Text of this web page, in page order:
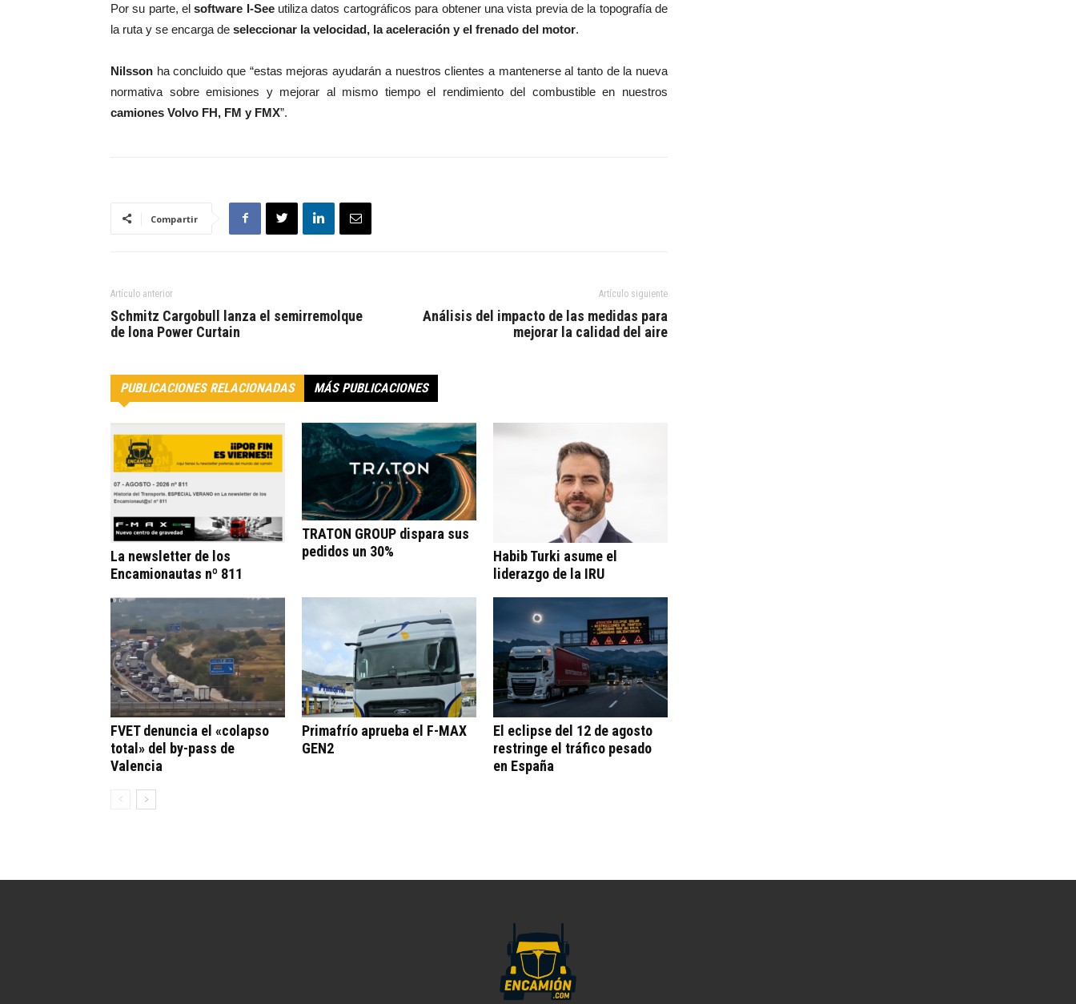
Por su parte, elsoftware I-Seeutiliza datos cartográficos para obtener una vista previa de la topografía de
la ruta y se encarga de seleccionar la velocidad, la aceleración y el frenado del motor.
Nilsson ha concluido que “estas mejoras ayudarán a nuestros clientes a mantenerse al tanto de la nueva
normativa sobre emisiones y mejorar al mismo tiempo el rendimiento del combustible en nuestros
camiones Volvo FH, FM y FMX”.
Compartir
Artículo anterior
Schmitz Cargobull lanza el semirremolque
de lona Power Curtain
Artículo siguiente
Análisis del impacto de las medidas para
mejorar la calidad del aire
PUBLICACIONES RELACIONADAS MÁS PUBLICACIONES
La newsletter de los
Encamionautas nº 811
TRATON GROUP dispara sus
pedidos un 30%
Habib Turki asume el
liderazgo de la IRU
FVET denuncia el «colapso
total» del by-pass de
Valencia
Primafrío aprueba el F-MAX
GEN2
El eclipse del 12 de agosto
restringe el tráfico pesado
en España